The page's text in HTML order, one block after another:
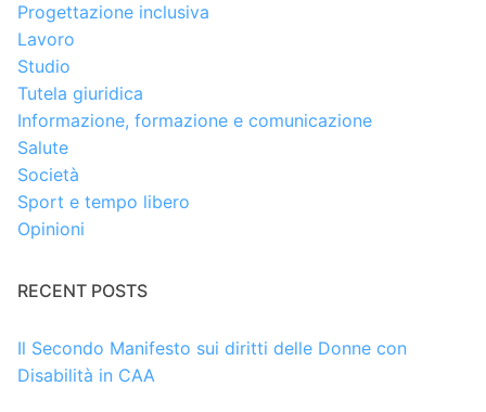
Progettazione inclusiva
Lavoro
Studio
Tutela giuridica
Informazione, formazione e comunicazione
Salute
Società
Sport e tempo libero
Opinioni
RECENT POSTS
Il Secondo Manifesto sui diritti delle Donne con
Disabilità in CAA